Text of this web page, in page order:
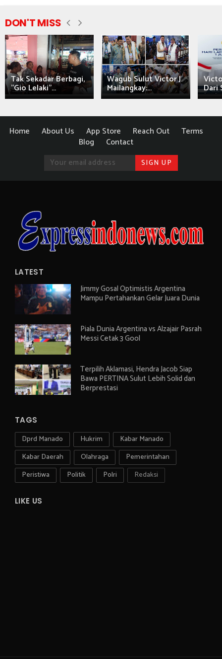
DON'T MISS
Tak Sekadar Berbagi,
"Gio Lelaki"...
Wagub Sulut Victor J.
Mailangkay:... Dari
Home About Us App Store Reach Out
Terms
Blog
Contact
LATEST
Jimmy Gosal Optimistis Argentina
Mampu Pertahankan Gelar Juara Dunia
Piala Dunia Argentina vs Alzajair Pasrah
Messi Cetak 3 Gool
Terpilih Aklamasi, Hendra Jacob Siap
Bawa PERTINA Sulut Lebih Solid dan
Berprestasi
TAGS
Dprd Manado Hukrim
Kabar Manado
Kabar Daerah
Olahraga
Pemerintahan
Peristiwa
Politik Polri Redaksi
LIKE US